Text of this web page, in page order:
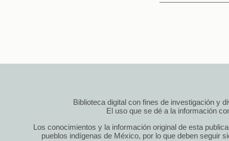
Biblioteca digital con fines de investigación y
El uso que se dé a la información
Los conocimientos y la información original de esta
pueblos indígenas de México, por lo que deben seguir